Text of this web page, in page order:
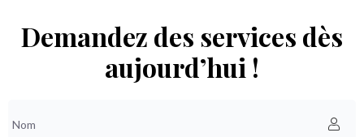
Demandez des services dès
aujourd’hui !